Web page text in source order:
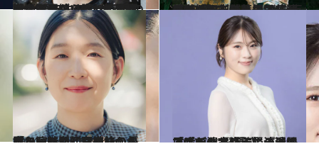
2024.7.24
【はじめから読む】「澪を大人目線で守ってあげたくなる 」 アニメ『下の階には澪がいる』坂本真綾が 語る主人公の“不思議な”バランス
カルチャー 2024.7.17
「植ちゃんの芝居は伝達の力がすごい」松田凌が舞台『刀剣乱舞』で共演した植田圭輔との“化学反応”を語る
カルチャー
2024.7.14
「かわいいし面白いから楽しい時間」三姉妹の長女を演じた江口のりこが語る、魅力的な家族のエピソード
コミック ＆ エッセイ 2024.7.12
「ホラーとバラエティはすごく似ている」『あのコはだぁれ？』主演渋谷凪咲が清水崇監督の現場で感じた“緊張感”
カルチャー